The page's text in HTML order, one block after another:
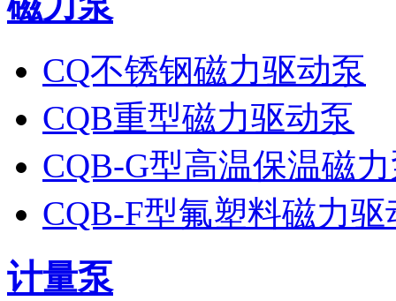
CQ不锈钢磁力驱动泵
CQB重型磁力驱动泵
CQB-G型高温保温磁
CQB-F型氟塑料磁力驱
计量泵